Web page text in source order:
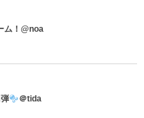
ム！@noa
＠tida